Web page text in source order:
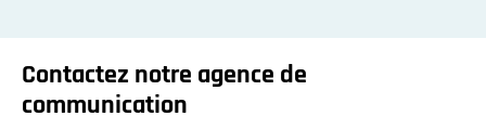
Contactez notre agence de
communication